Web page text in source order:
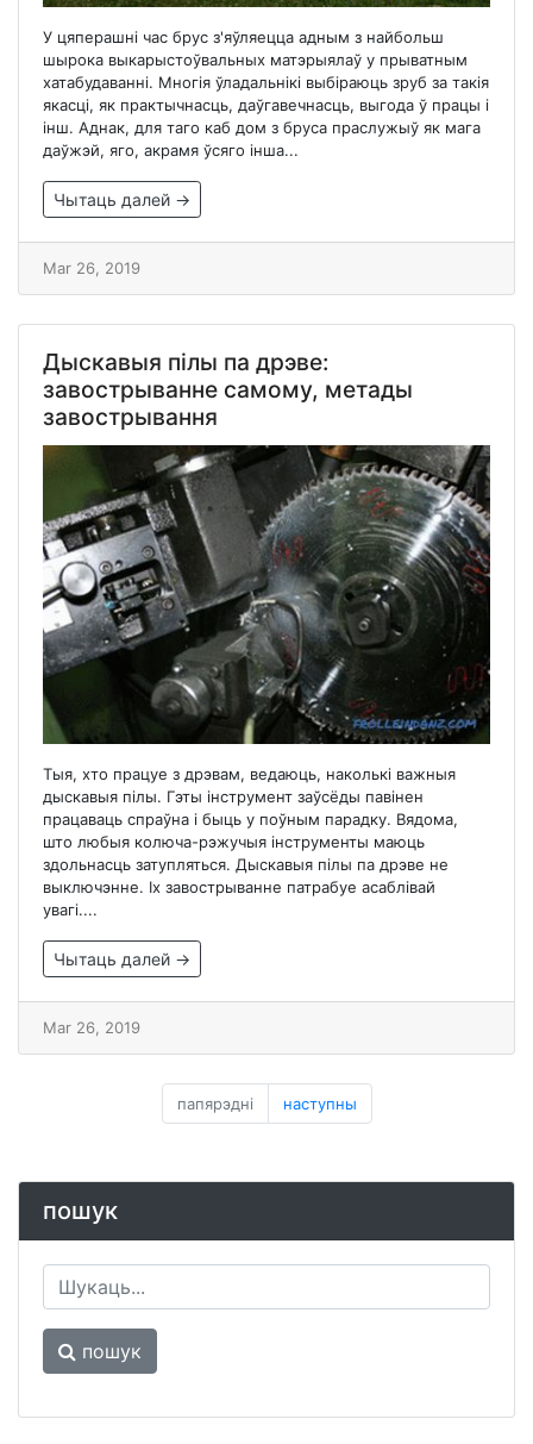
У цяперашні час брус з'яўляецца адным з найбольш
шырока выкарыстоўвальных матэрыялаў у прыватным
хатабудаванні. Многія ўладальнікі выбіраюць зруб за такія
якасці, як практычнасць, даўгавечнасць, выгода ў працы і
інш. Аднак, для таго каб дом з бруса праслужыў як мага
даўжэй, яго, акрамя ўсяго інша...
Чытаць далей →
Mar 26, 2019
Дыскавыя пілы па дрэве:
завострыванне самому, метады
завострывання
Тыя, хто працуе з дрэвам, ведаюць, наколькі важныя
дыскавыя пілы. Гэты інструмент заўсёды павінен
працаваць спраўна і быць у поўным парадку. Вядома,
што любыя колюча-рэжучыя інструменты маюць
здольнасць затупляться. Дыскавыя пілы па дрэве не
выключэнне. Іх завострыванне патрабуе асаблівай
увагі....
Чытаць далей →
Mar 26, 2019
папярэдні наступны
пошук
пошук